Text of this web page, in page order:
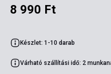
8 990 Ft
Készlet: 1-10 darab
Várható szállítási idő: 2